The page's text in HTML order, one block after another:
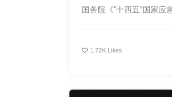
国务院《“十四五”国家应
1.72K Likes